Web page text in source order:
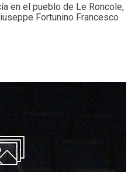
en el pueblo de Le Roncole,
Fortunino Francesco